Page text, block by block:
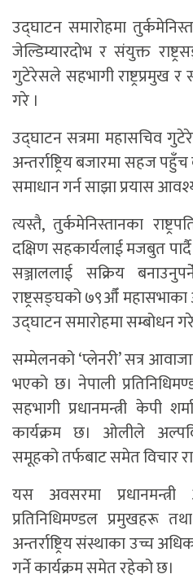
उद्घाटन समारोहमा
जेल्डिम्यारदोभ र संयुक्त
गुटेरेसले सहभागी राष्ट्रप्रमुख
गरे ।
उद्घाटन सत्रमा महासचिव
अन्तर्राष्ट्रिय बजारमा सहज
समाधान गर्न साझा प्रयास
त्यस्तै, तुर्कमेनिस्तानका
दक्षिण सहकार्यलाई मजबुत
सञ्जाललाई सक्रिय
राष्ट्रसङ्घको ७९औँ
उद्घाटन समारोहमा सम्बोधन
सम्मेलनको ‘प्लेनरी’ सत्र
भएको छ। नेपाली
सहभागी प्रधानमन्त्री केपी
कार्यक्रम छ। ओलीले
समूहको तर्फबाट समेत विचार
यस अवसरमा
प्रतिनिधिमण्डल प्रमुखहरू
अन्तर्राष्ट्रिय संस्थाका उच्च
गर्ने कार्यक्रम समेत रहेको छ।